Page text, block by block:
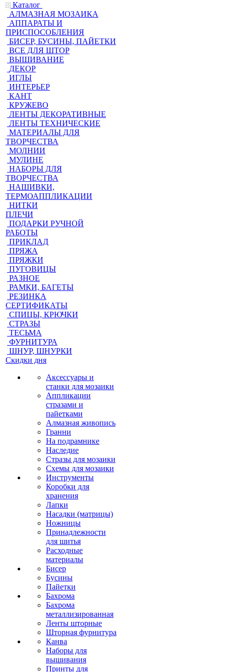
Каталог
АЛМАЗНАЯ МОЗАИКА
АППАРАТЫ И
ПРИСПОСОБЛЕНИЯ
БИСЕР, БУСИНЫ, ПАЙЕТКИ
ВСЕ ДЛЯ ШТОР
ВЫШИВАНИЕ
ДЕКОР
ИГЛЫ
ИНТЕРЬЕР
КАНТ
КРУЖЕВО
ЛЕНТЫ ДЕКОРАТИВНЫЕ
ЛЕНТЫ ТЕХНИЧЕСКИЕ
МАТЕРИАЛЫ ДЛЯ
ТВОРЧЕСТВА
МОЛНИИ
МУЛИНЕ
НАБОРЫ ДЛЯ
ТВОРЧЕСТВА
НАШИВКИ,
ТЕРМОАППЛИКАЦИИ
НИТКИ
ПЛЕЧИ
ПОДАРКИ РУЧНОЙ
РАБОТЫ
ПРИКЛАД
ПРЯЖА
ПРЯЖКИ
ПУГОВИЦЫ
РАЗНОЕ
РАМКИ, БАГЕТЫ
РЕЗИНКА
СЕРТИФИКАТЫ
СПИЦЫ, КРЮЧКИ
СТРАЗЫ
ТЕСЬМА
ФУРНИТУРА
ШНУР, ШНУРКИ
Скидки дня
Аксессуары и
станки для мозаики
Аппликации
стразами и
пайетками
Алмазная живопись
Гранни
На подрамнике
Наследие
Стразы для мозаики
Схемы для мозаики
Инструменты
Коробки для
хранения
Лапки
Насадки (матрицы)
Ножницы
Принадлежности
для шитья
Расходные
материалы
Бисер
Бусины
Пайетки
Бахрома
Бахрома
металлизированная
Ленты шторные
Шторная фурнитура
Канва
Наборы для
вышивания
Принты для